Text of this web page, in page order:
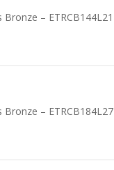
– ETRCB144L21
– ETRCB184L27